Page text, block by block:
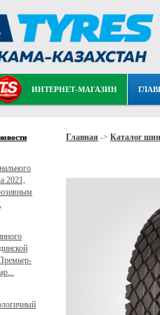
ИНТЕРНЕТ-МАГАЗИН
Главная -> Каталог шин
2021,